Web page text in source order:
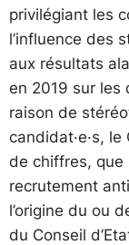
privilégiant les
l’influence des
aux résultats
en 2019 sur les
raison de
candidat·e·s,
de chiffres,
recrutement
l’origine du ou
du Conseil